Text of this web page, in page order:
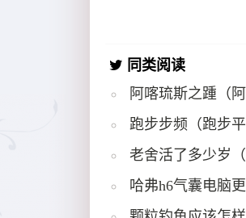
同类阅读
阿喀琉斯之踵（
跑步步频（跑步
老舍活了多少岁
哈弗h6气囊电脑